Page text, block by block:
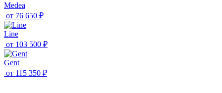
Medea
от 76 650 ₽
Line
от 103 500 ₽
Gent
от 115 350 ₽